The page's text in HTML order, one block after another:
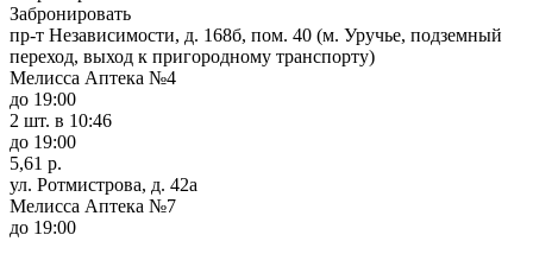
Забронировать
пр-т Независимости, д. 168б, пом. 40 (м. Уручье, подземный
переход, выход к пригородному транспорту)
Мелисса Аптека №4
до 19:00
2 шт. в 10:46
до 19:00
5,61 р.
ул. Ротмистрова, д. 42а
Мелисса Аптека №7
до 19:00